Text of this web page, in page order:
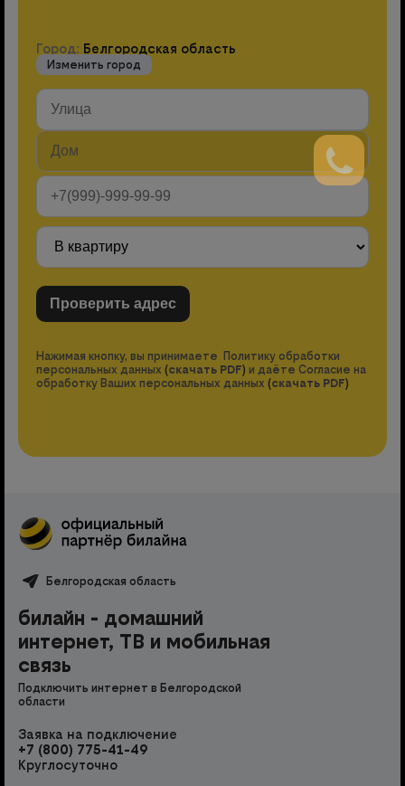
Город: Белгородская область
Изменить город
Нажимая кнопку, вы принимаете Политику обработки
персональных данных (скачать PDF) и даёте Согласие на
обработку Ваших персональных данных (скачать PDF)
Белгородская область
билайн - домашний
интернет, ТВ и мобильная
связь
Подключить интернет в Белгородской
области
Заявка на подключение
+7 (800) 775-41-49
Круглосуточно